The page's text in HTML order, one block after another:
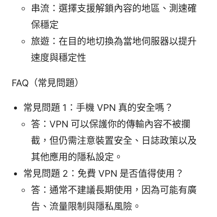
串流：選擇支援解鎖內容的地區、測速確
保穩定
旅遊：在目的地切換為當地伺服器以提升
速度與穩定性
FAQ（常見問題）
常見問題 1：手機 VPN 真的安全嗎？
答：VPN 可以保護你的傳輸內容不被攔
截，但仍需注意裝置安全、日誌政策以及
其他應用的隱私設定。
常見問題 2：免費 VPN 是否值得使用？
答：通常不建議長期使用，因為可能有廣
告、流量限制與隱私風險。